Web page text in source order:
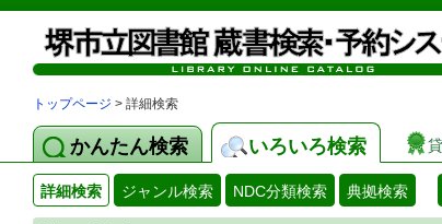
トップページ > 詳細検索
かんたん検索 いろいろ検索
詳細検索 ジャンル検索 NDC分類検索 典拠検索